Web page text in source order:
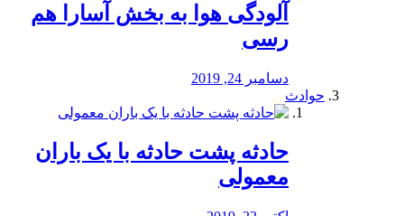
آلودگی هوا به بخش آسارا هم
رسی
دسامبر 24, 2019
حوادث
️حادثه پشت حادثه با یک باران
معمولی